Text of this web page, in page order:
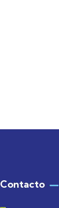
Contacto